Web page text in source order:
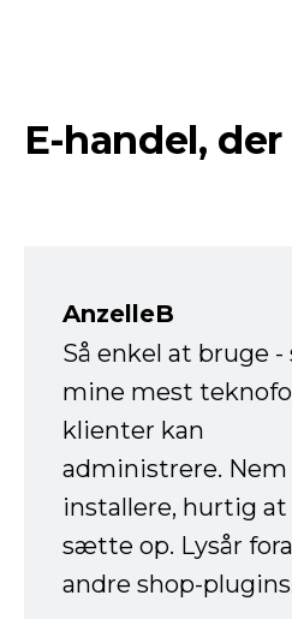
E-handel,
AnzelleB
Så enkel at bruge -
mine mest
klienter kan
administrere. Nem
installere, hurtig at
sætte op. Lysår
andre shop-